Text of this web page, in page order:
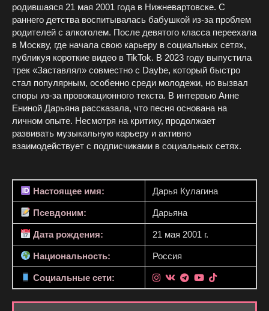
родившаяся 21 мая 2001 года в Нижневартовске. С
раннего детства воспитывалась бабушкой из-за проблем
родителей с алкоголем. После девятого класса переехала
в Москву, где начала свою карьеру в социальных сетях,
публикуя короткие видео в TikTok. В 2023 году выпустила
трек «Заставлял» совместно с Daybe, который быстро
стал популярным, особенно среди молодежи, но вызвал
споры из-за провокационного текста. В интервью Анне
Ениной Дарьяна рассказала, что песня основана на
личном опыте. Несмотря на критику, продолжает
развивать музыкальную карьеру и активно
взаимодействует с подписчиками в социальных сетях.
Настоящее имя: Дарья Кулагина
Псевдоним: Дарьяна
Дата рождения: 21 мая 2001 г.
Национальность: Россия
Социальные сети: